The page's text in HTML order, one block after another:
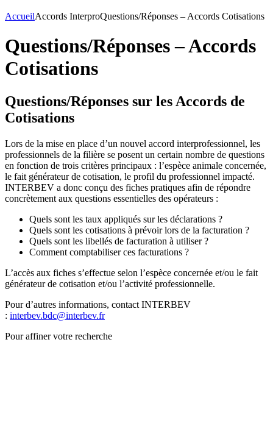
AccueilAccords InterproQuestions/Réponses – Accords Cotisations
Questions/Réponses – Accords
Cotisations
Questions/Réponses sur les Accords de
Cotisations
Lors de la mise en place d’un nouvel accord interprofessionnel, les
professionnels de la filière se posent un certain nombre de questions
en fonction de trois critères principaux : l’espèce animale concernée,
le fait générateur de cotisation, le profil du professionnel impacté.
INTERBEV a donc conçu des fiches pratiques afin de répondre
concrètement aux questions essentielles des opérateurs :
Quels sont les taux appliqués sur les déclarations ?
Quels sont les cotisations à prévoir lors de la facturation ?
Quels sont les libellés de facturation à utiliser ?
Comment comptabiliser ces facturations ?
L’accès aux fiches s’effectue selon l’espèce concernée et/ou le fait
générateur de cotisation et/ou l’activité professionnelle.
Pour d’autres informations, contact INTERBEV
: interbev.bdc@interbev.fr
Pour affiner votre recherche